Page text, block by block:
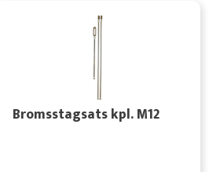
Bromsstagsats kpl. M12